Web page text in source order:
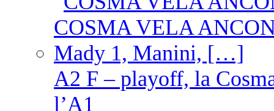
A2 F – playoff, la
l’A1